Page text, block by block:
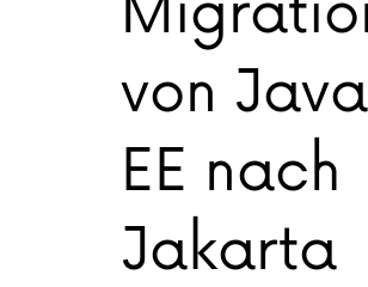
von Java
EE nach
Jakarta